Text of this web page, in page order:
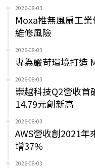
2026-08-03
Moxa推無風扇工
維修風險
2026-08-03
專為嚴苛環境打造
2026-08-03
崇越科技Q2營收首
14.79元創新高
2026-08-03
AWS營收創2021年
增37%
2026-08-03